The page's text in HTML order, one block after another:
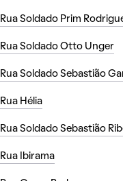
Rua Soldado Prim
Rua Soldado Otto Unger
Rua Soldado Sebastião
Rua Hélia
Rua Soldado Sebastião
Rua Ibirama